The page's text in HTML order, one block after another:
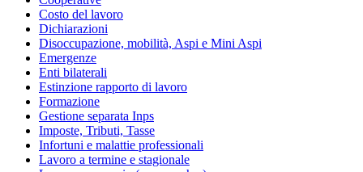
Costo del lavoro
Dichiarazioni
Disoccupazione, mobilità, Aspi e Mini Aspi
Emergenze
Enti bilaterali
Estinzione rapporto di lavoro
Formazione
Gestione separata Inps
Imposte, Tributi, Tasse
Infortuni e malattie professionali
Lavoro a termine e stagionale